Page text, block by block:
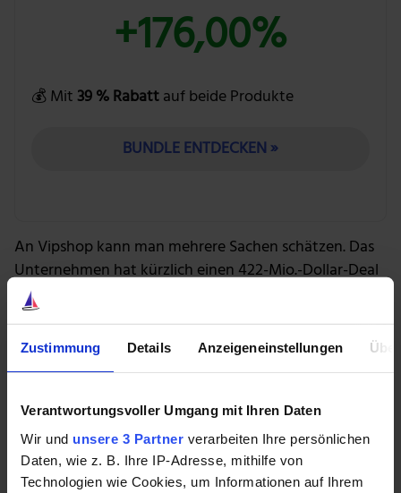
Zustimmung Details Anzeigeneinstellungen
Verantwortungsvoller Umgang mit Ihren Daten
Wir und unsere 3 Partner verarbeiten Ihre persönlichen
Daten, wie z. B. Ihre IP-Adresse, mithilfe von
Technologien wie Cookies, um Informationen auf Ihrem
+176,00%
💰 Mit 39 % Rabattauf beide Produkte
BUNDLE ENTDECKEN »
An Vipshop kann man mehrere Sachen schätzen. Das
Unternehmen hat kürzlich einen 422-Mio.-Dollar-Deal
für eine wachsende Kette von Einkaufszentren für
Einzelhandelsgeschäfte abgeschlossen. Mit diesem
Schritt sollte man noch mehr Kunden erreichen. Die
Aktie ist ebenfalls überraschend günstig und wird nun
erwarteten Gewinne gehandelt.
Ford
Ford ist immer mal wieder auf einstellige Kurswerte